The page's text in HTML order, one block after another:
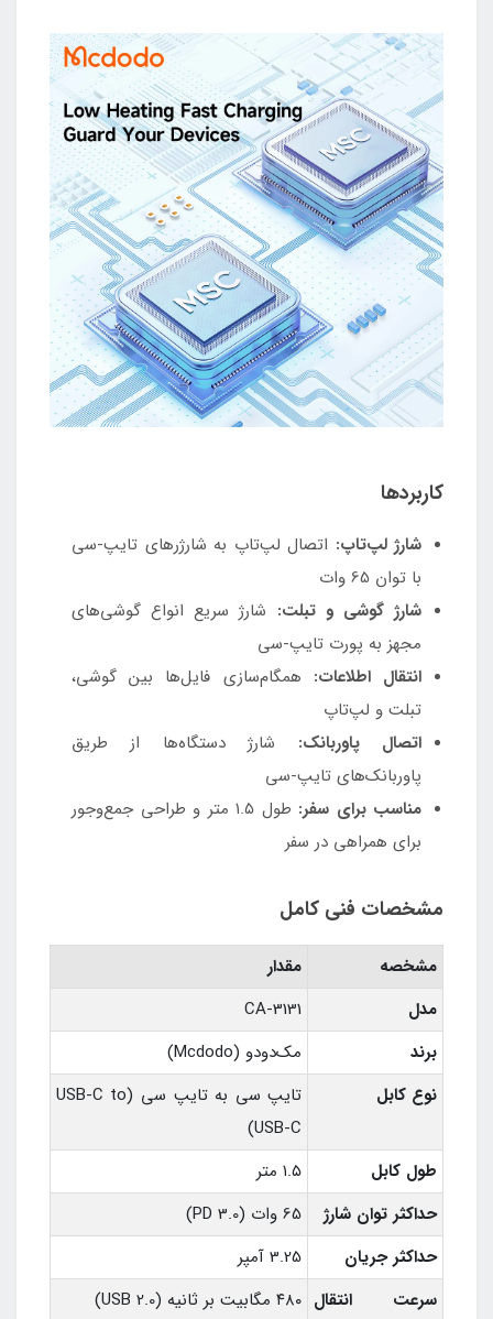
کاربردها
شارژ لپ‌تاپ: اتصال لپ‌تاپ به شارژرهای تایپ-سی
با توان 65 وات
شارژ گوشی و تبلت: شارژ سریع انواع گوشی‌های
مجهز به پورت تایپ-سی
انتقال اطلاعات: همگام‌سازی فایل‌ها بین گوشی،
تبلت و لپ‌تاپ
اتصال پاوربانک: شارژ دستگاه‌ها از طریق
پاوربانک‌های تایپ-سی
مناسب برای سفر:
طول ۱.۵ متر و طراحی جمع‌وجور
برای همراهی در سفر
مشخصات فنی کامل
مشخصه
مقدار
مدل
CA-3131
برند
مک‌دودو (Mcdodo)
نوع کابل
تایپ سی به تایپ سی (USB-C to
USB-C)
طول کابل
۱.۵ متر
حداکثر توان شارژ
65 وات (PD 3.0)
حداکثر جریان
3.25 آمپر
سرعت انتقال ۴۸۰ مگابیت بر ثانیه (USB 2.0)